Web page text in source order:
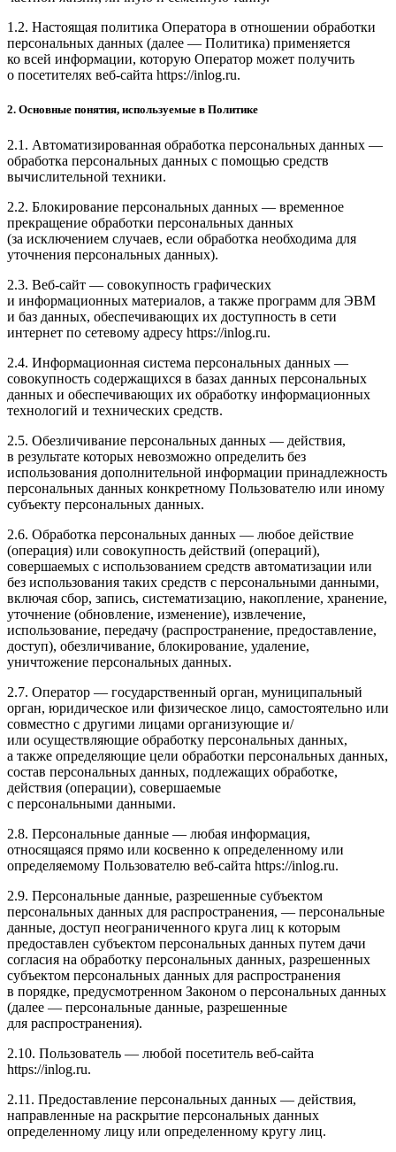
1.2. Настоящая политика Оператора в отношении обработки
персональных данных (далее — Политика) применяется
ко всей информации, которую Оператор может получить
о посетителях веб-сайта https://inlog.ru.
2. Основные понятия, используемые в Политике
2.1. Автоматизированная обработка персональных данных —
обработка персональных данных с помощью средств
вычислительной техники.
2.2. Блокирование персональных данных — временное
прекращение обработки персональных данных
(за исключением случаев, если обработка необходима для
уточнения персональных данных).
2.3. Веб-сайт — совокупность графических
и информационных материалов, а также программ для ЭВМ
и баз данных, обеспечивающих их доступность в сети
интернет по сетевому адресу https://inlog.ru.
2.4. Информационная система персональных данных —
совокупность содержащихся в базах данных персональных
данных и обеспечивающих их обработку информационных
технологий и технических средств.
2.5. Обезличивание персональных данных — действия,
в результате которых невозможно определить без
использования дополнительной информации принадлежность
персональных данных конкретному Пользователю или иному
субъекту персональных данных.
2.6. Обработка персональных данных — любое действие
(операция) или совокупность действий (операций),
совершаемых с использованием средств автоматизации или
без использования таких средств с персональными данными,
включая сбор, запись, систематизацию, накопление, хранение,
уточнение (обновление, изменение), извлечение,
использование, передачу (распространение, предоставление,
доступ), обезличивание, блокирование, удаление,
уничтожение персональных данных.
2.7. Оператор — государственный орган, муниципальный
орган, юридическое или физическое лицо, самостоятельно или
совместно с другими лицами организующие и/
или осуществляющие обработку персональных данных,
а также определяющие цели обработки персональных данных,
состав персональных данных, подлежащих обработке,
действия (операции), совершаемые
с персональными данными.
2.8. Персональные данные — любая информация,
относящаяся прямо или косвенно к определенному или
определяемому Пользователю веб-сайта https://inlog.ru.
2.9. Персональные данные, разрешенные субъектом
персональных данных для распространения, — персональные
данные, доступ неограниченного круга лиц к которым
предоставлен субъектом персональных данных путем дачи
согласия на обработку персональных данных, разрешенных
субъектом персональных данных для распространения
в порядке, предусмотренном Законом о персональных данных
(далее — персональные данные, разрешенные
для распространения).
2.10. Пользователь — любой посетитель веб-сайта
https://inlog.ru.
2.11. Предоставление персональных данных — действия,
направленные на раскрытие персональных данных
определенному лицу или определенному кругу лиц.